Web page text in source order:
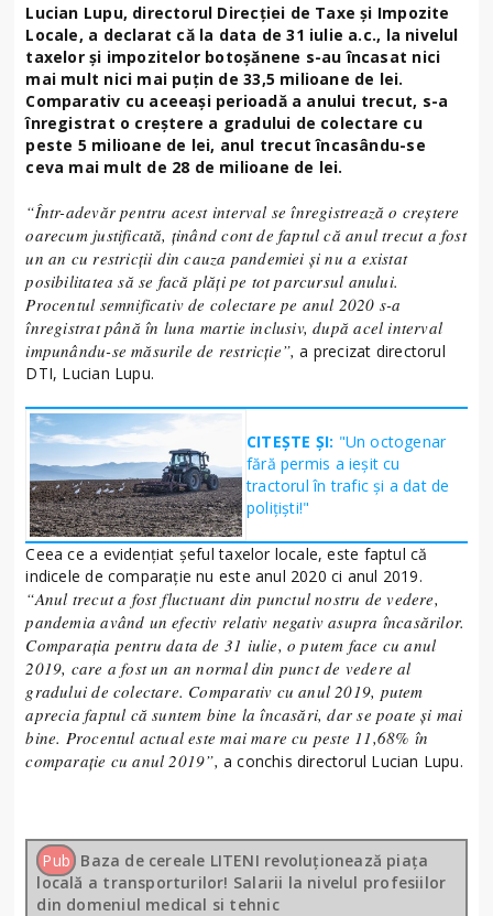
Lucian Lupu, directorul Direcției de Taxe și Impozite
Locale, a declarat că la data de 31 iulie a.c., la nivelul
taxelor și impozitelor botoșănene s-au încasat nici
mai mult nici mai puțin de 33,5 milioane de lei.
Comparativ cu aceeași perioadă a anului trecut, s-a
înregistrat o creștere a gradului de colectare cu
peste 5 milioane de lei, anul trecut încasându-se
ceva mai mult de 28 de milioane de lei.
“Într-adevăr pentru acest interval se înregistrează o creștere
oarecum justificată, ținând cont de faptul că anul trecut a fost
un an cu restricții din cauza pandemiei și nu a existat
posibilitatea să se facă plăți pe tot parcursul anului.
Procentul semnificativ de colectare pe anul 2020 s-a
înregistrat până în luna martie inclusiv, după acel interval
impunându-se măsurile de restricție”,a precizat directorul
DTI, Lucian Lupu.
CITEȘTE ȘI: "Un octogenar
fără permis a ieșit cu
tractorul în trafic și a dat de
polițiști!"
Ceea ce a evidențiat șeful taxelor locale, este faptul că
indicele de comparație nu este anul 2020 ci anul 2019.
“Anul trecut a fost fluctuant din punctul nostru de vedere,
pandemia având un efectiv relativ negativ asupra încasărilor.
Comparația pentru data de 31 iulie, o putem face cu anul
2019, care a fost un an normal din punct de vedere al
gradului de colectare. Comparativ cu anul 2019, putem
aprecia faptul că suntem bine la încasări, dar se poate și mai
bine. Procentul actual este mai mare cu peste 11,68% în
comparație cu anul 2019”, a conchis directorul Lucian Lupu.
Pub Baza de cereale LITENI revoluționează piața
locală a transporturilor! Salarii la nivelul profesiilor
din domeniul medical si tehnic